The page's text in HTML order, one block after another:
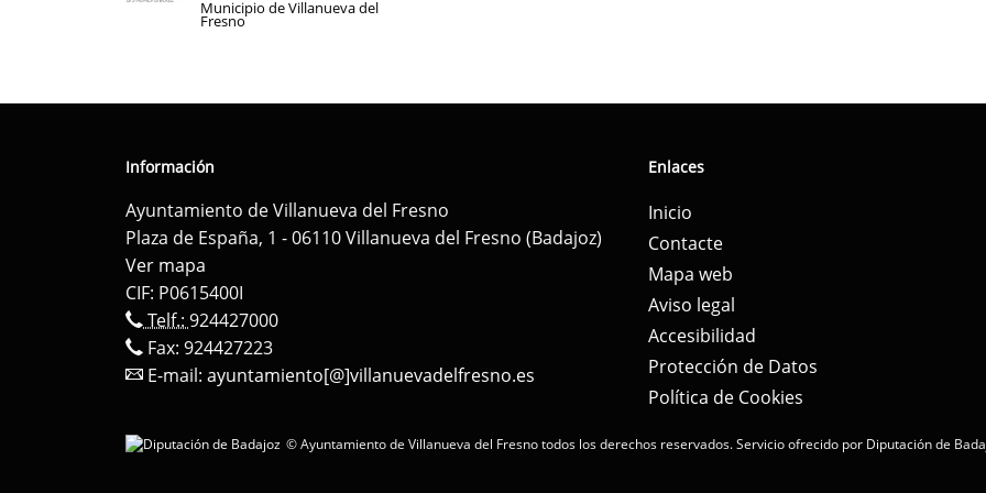
Municipio de Villanueva del
Fresno
Información
Ayuntamiento de Villanueva del Fresno
Plaza de España, 1 - 06110 Villanueva del Fresno (Badajoz)
Ver mapa
CIF: P0615400I
Telf.: 924427000
Fax: 924427223
E-mail: ayuntamiento[@]villanuevadelfresno.es
Enlaces
Inicio
Contacte
Mapa web
Aviso legal
Accesibilidad
Protección de Datos
Política de Cookies
© Ayuntamiento de Villanueva del Fresno todos los derechos reservados.Servicio ofrecido por Diputación de